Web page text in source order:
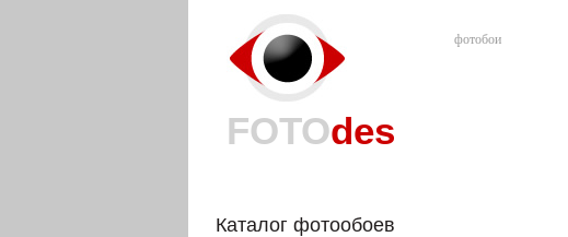
фотобои
FOTOdes
Каталог фотообоев